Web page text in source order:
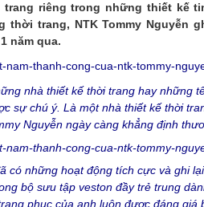
riêng trong những thiết kế
thời trang, NTK Tommy Nguyễn
năm qua.
nhà thiết kế thời trang hay những
sự chú ý. Là một nhà thiết kế thời
Nguyễn ngày càng khẳng định
có những hoạt động tích cực và ghi
bộ sưu tập veston đầy trẻ trung
phục của anh luôn được đáng giá